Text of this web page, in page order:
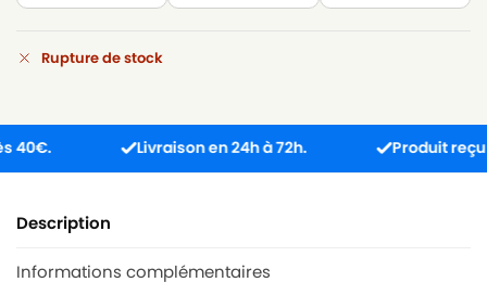
Rupture de stock
Livraison en 24h à 72h. Produit reçu
Description
Informations complémentaires